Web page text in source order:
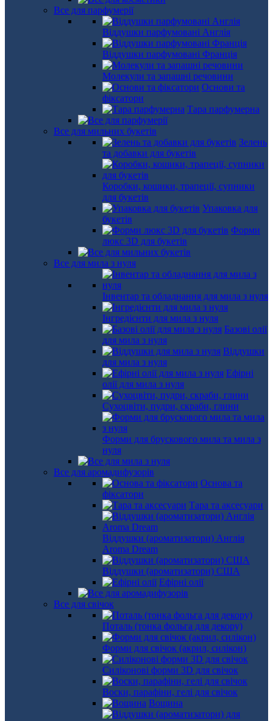
Все для парфумерії
Віддушки парфумовані Англія
Віддушки парфумовані Франція
Молекули та запашні речовини
Основи та
фіксатори
Тара парфумерна
Все для мильних букетів
Зелень
та добавки для букетів
Коробки, кошики, трапеції, супники
для букетів
Упаковка для
букетів
Форми
люкс 3D для букетів
Все для мила з нуля
Інвентар та обладнання для мила з нуля
Інгредієнти для мила з нуля
Базові олії
для мила з нуля
Віддушки
для мила з нуля
Ефірні
олії для мила з нуля
Сухоцвіти, пудри, скраби, глини
Форми для брускового мила та мила з
нуля
Все для аромадифузорів
Основа та
фіксатори
Тара та аксесуари
Віддушки (ароматизатори) Англія
Aroma Dream
Віддушки (ароматизатори) США
Ефірні олії
Все для свічок
Поталь (тонка фольга для декору)
Форми для свічок (акрил, силікон)
Силіконові форми 3D для свічок
Воски, парафіни, гелі для свічок
Вощина